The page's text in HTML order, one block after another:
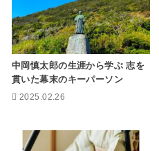
中岡慎太郎の生涯から学ぶ 志を
貫いた幕末のキーパーソン
2025.02.26